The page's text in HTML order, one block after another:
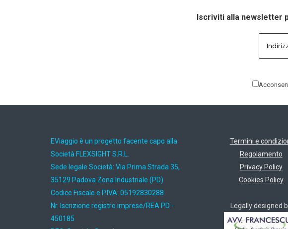
Iscriviti alla newsletter
EViaggio è un progetto facente capo alla
Società FLEXSIGHT S.R.L.
Sede legale Società: Via Prima Strada 35,
35129 Padova Zona Industriale (PD)
Codice Fiscale e P.IVA: 05192830288
Nr. Iscrizione registro imprese/REA PD -
450185
Termini e
Regolamento
Privacy Policy
Cookies Policy
Legally designed